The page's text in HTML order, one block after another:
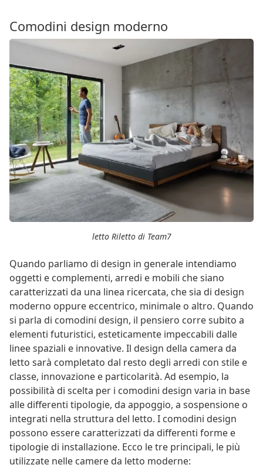
Comodini design moderno
letto Riletto di Team7
Quando parliamo di design in generale intendiamo
oggetti e complementi, arredi e mobili che siano
caratterizzati da una linea ricercata, che sia di design
moderno oppure eccentrico, minimale o altro. Quando
si parla di comodini design, il pensiero corre subito a
elementi futuristici, esteticamente impeccabili dalle
linee spaziali e innovative. Il design della camera da
letto sarà completato dal resto degli arredi con stile e
classe, innovazione e particolarità. Ad esempio, la
possibilità di scelta per i comodini design varia in base
alle differenti tipologie, da appoggio, a sospensione o
integrati nella struttura del letto. I comodini design
possono essere caratterizzati da differenti forme e
tipologie di installazione. Ecco le tre principali, le più
utilizzate nelle camere da letto moderne: